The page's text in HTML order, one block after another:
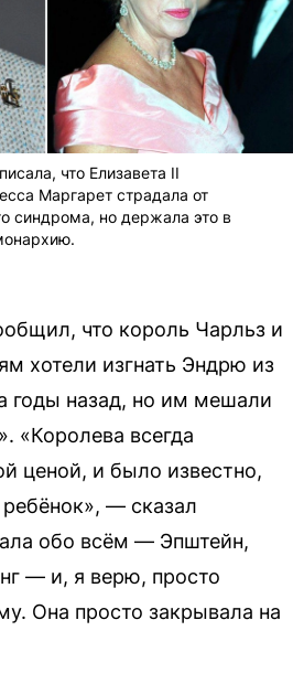
что Елизавета II
Маргарет страдала от
синдрома, но держала это в
что король Чарльз и
хотели изгнать Эндрю из
годы назад, но им мешали
«Королева всегда
ценой, и было известно,
— сказал
обо всём — Эпштейн,
— и, я верю, просто
Она просто закрывала на